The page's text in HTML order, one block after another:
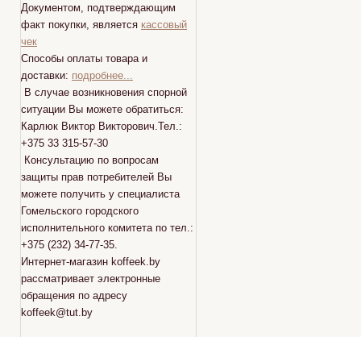
Документом, подтверждающим
факт покупки, является кассовый
чек
Способы оплаты товара и
доставки: подробнее...
В случае возникновения спорной
ситуации Вы можете обратиться:
Карлюк Виктор Викторович.Тел.:
+375 33 315-57-30
Консультацию по вопросам
защиты прав потребителей Вы
можете получить у специалиста
Гомельского городского
исполнительного комитета по тел.:
+375 (232) 34-77-35.
Интернет-магазин koffeek.by
рассматривает электронные
обращения по адресу
koffeek@tut.by